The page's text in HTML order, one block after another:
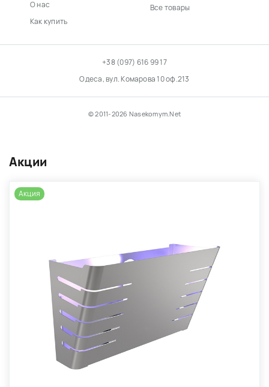
Акции
Акция
О нас
Как купить
Все товары
+38 (097) 616 99 17
Одеса, вул. Комарова 10 оф.213
© 2011-2026 Nasekomym.Net